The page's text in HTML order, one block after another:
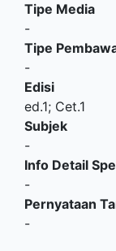
Tipe Media
-
Tipe
-
Edisi
ed.1; Cet.1
Subjek
-
Info Detail
-
Pernyataan
-